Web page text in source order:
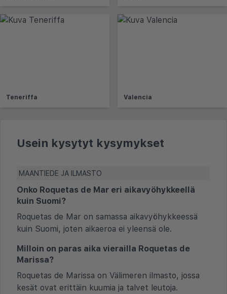
Teneriffa Valencia
Usein kysytyt kysymykset
MAANTIEDE JA ILMASTO
Onko Roquetas de Mar eri aikavyöhykkeellä
kuin Suomi?
Roquetas de Mar on samassa aikavyöhykkeessä
kuin Suomi, joten aikaeroa ei yleensä ole.
Milloin on paras aika vierailla Roquetas de
Marissa?
Roquetas de Marissa on Välimeren ilmasto, jossa
kesät ovat erittäin kuumia ja talvet leutoja.